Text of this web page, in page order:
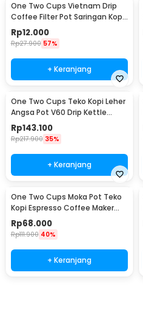
One Two Cups Vietnam Drip
Coffee Filter Pot Saringan Kopi
114ml 6Q - LC1
Rp12.000
Rp27.900 57%
+ Keranjang
One Two Cups Teko Kopi Leher
Angsa Pot V60 Drip Kettle
960ml - RF-15
Rp143.100
Rp217.900 35%
+ Keranjang
One Two Cups Moka Pot Teko
Kopi Espresso Coffee Maker
Stovetop 4 Cup 200ml - Z21
Rp68.000
Rp111.900 40%
+ Keranjang